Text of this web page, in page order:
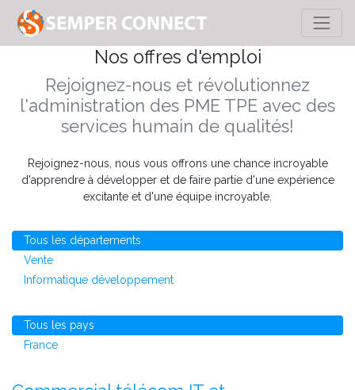
Nos offres d'emploi
Rejoignez-nous et révolutionnez
l'administration des PME TPE avec des
services humain de qualités!
Rejoignez-nous, nous vous offrons une chance incroyable
d'apprendre à développer et de faire partie d'une expérience
excitante et d'une équipe incroyable.
Tous les départements
Vente
Informatique développement
Tous les pays
France